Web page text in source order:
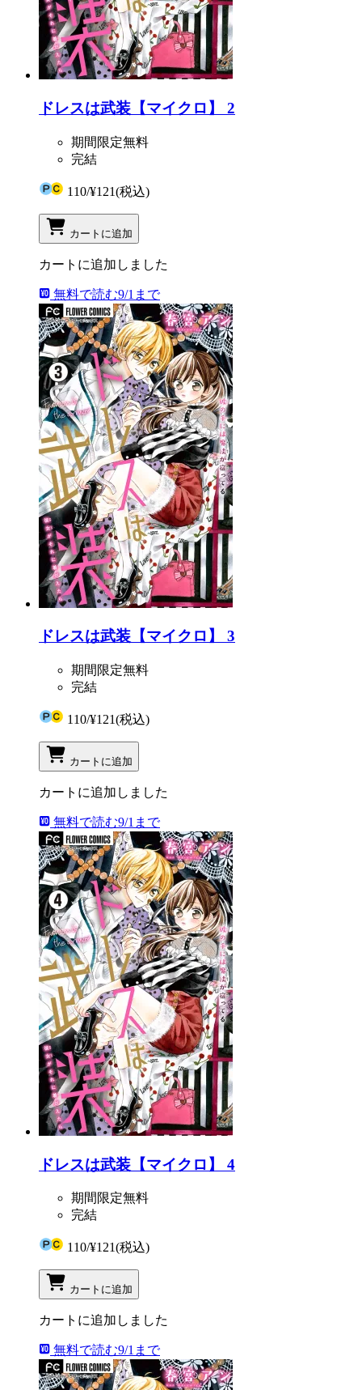
ドレスは武装【マイクロ】 2
期間限定無料
完結
110/¥121(税込)
カートに追加
カートに追加しました
無料で読む9/1まで
ドレスは武装【マイクロ】 3
期間限定無料
完結
110/¥121(税込)
カートに追加
カートに追加しました
無料で読む9/1まで
ドレスは武装【マイクロ】 4
期間限定無料
完結
110/¥121(税込)
カートに追加
カートに追加しました
無料で読む9/1まで